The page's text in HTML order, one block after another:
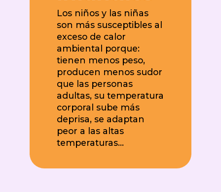
Los niños y las niñas
son más susceptibles al
exceso de calor
ambiental porque:
tienen menos peso,
producen menos sudor
que las personas
adultas, su temperatura
corporal sube más
deprisa, se adaptan
peor a las altas
temperaturas…